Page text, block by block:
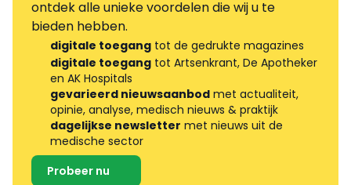
ontdek alle unieke voordelen die wij u te
bieden hebben.
digitale toegang tot de gedrukte magazines
digitale toegang tot Artsenkrant, De Apotheker
en AK Hospitals
gevarieerd nieuwsaanbod met actualiteit,
opinie, analyse, medisch nieuws & praktijk
dagelijkse newsletter met nieuws uit de
medische sector
Probeer nu